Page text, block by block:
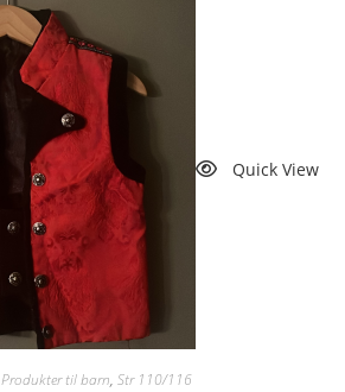
Quick View
Produkter til barn, Str 110/116